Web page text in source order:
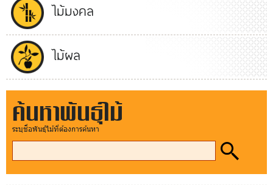
ไม้มงคล
ไม้ผล
ค้นหาพันธุ์ไม้
ระบุชื่อพันธุ์ไม้ที่ต้องการค้นหา